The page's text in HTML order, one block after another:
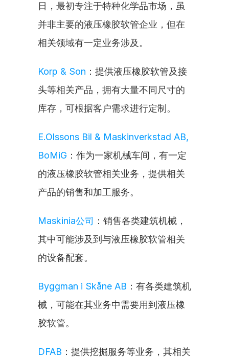
日，最初专注于特种化学品市场，虽
并非主要的液压橡胶软管企业，但在
相关领域有一定业务涉及。
Korp & Son ：提供液压橡胶软管及接
头等相关产品，拥有大量不同尺寸的
库存，可根据客户需求进行定制。
E.Olssons Bil & Maskinverkstad AB,
BoMiG ：作为一家机械车间，有一定
的液压橡胶软管相关业务，提供相关
产品的销售和加工服务。
Maskinia公司 ：销售各类建筑机械，
其中可能涉及到与液压橡胶软管相关
的设备配套。
Byggman i Skåne AB ：有各类建筑机
械，可能在其业务中需要用到液压橡
胶软管。
DFAB ：提供挖掘服务等业务，其相关